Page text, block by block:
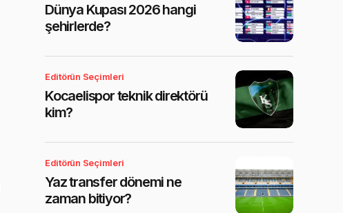
Dünya Kupası 2026 hangi
şehirlerde?
Editörün Seçimleri
Kocaelispor teknik direktörü
kim?
Editörün Seçimleri
Yaz transfer dönemi ne
zaman bitiyor?